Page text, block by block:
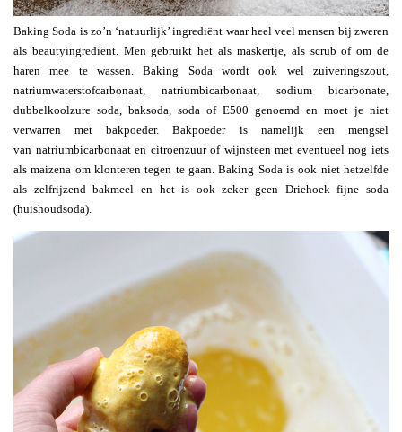
Baking Soda is zo’n ‘natuurlijk’ ingrediënt waar heel veel mensen bij zweren
als beautyingrediënt. Men gebruikt het als maskertje, als scrub of om de
haren mee te wassen. Baking Soda wordt ook wel zuiveringszout,
natriumwaterstofcarbonaat, natriumbicarbonaat, sodium bicarbonate,
dubbelkoolzure soda, baksoda, soda of E500 genoemd en moet je niet
verwarren met bakpoeder. Bakpoeder is namelijk een mengsel
van natriumbicarbonaat en citroenzuur of wijnsteen met eventueel nog iets
als maizena om klonteren tegen te gaan. Baking Soda is ook niet hetzelfde
als zelfrijzend bakmeel en het is ook zeker geen Driehoek fijne soda
(huishoudsoda).